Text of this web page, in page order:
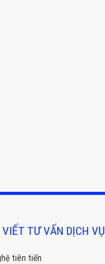
VIẾT TƯ VẤN DỊCH VỤ
tiên tiến